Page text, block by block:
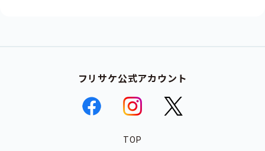
フリサケ公式アカウント
TOP